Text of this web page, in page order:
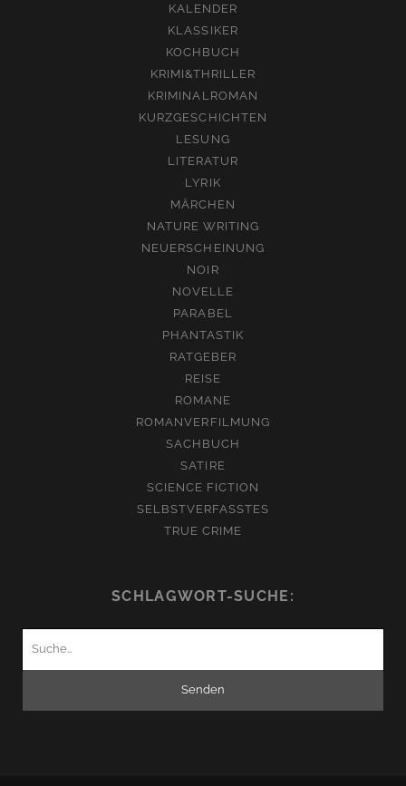
KALENDER
KLASSIKER
KOCHBUCH
KRIMI&THRILLER
KRIMINALROMAN
KURZGESCHICHTEN
LESUNG
LITERATUR
LYRIK
MÄRCHEN
NATURE WRITING
NEUERSCHEINUNG
NOIR
NOVELLE
PARABEL
PHANTASTIK
RATGEBER
REISE
ROMANE
ROMANVERFILMUNG
SACHBUCH
SATIRE
SCIENCE FICTION
SELBSTVERFASSTES
TRUE CRIME
SCHLAGWORT-SUCHE: